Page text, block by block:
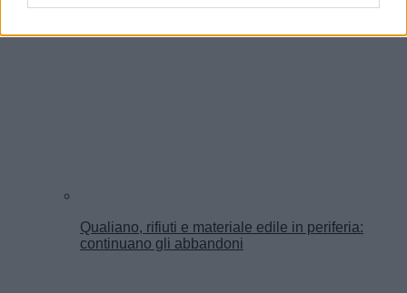
consultando la nostrainformativa sulla riservatezza.
Qualiano, rifiuti e materiale edile in periferia:
continuano gli abbandoni